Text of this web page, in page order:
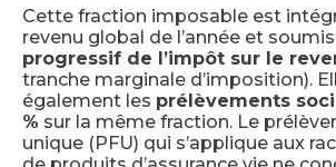
Cette fraction imposable est
revenu global de l’année et
progressif de l’impôt sur le
tranche marginale d’imposition).
également les prélèvements
% sur la même fraction. Le
unique (PFU) qui s’applique aux